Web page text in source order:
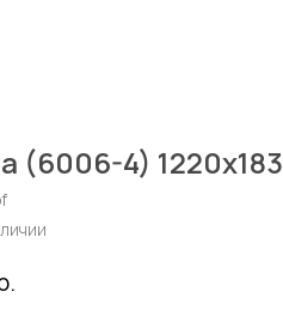
(6006-4)